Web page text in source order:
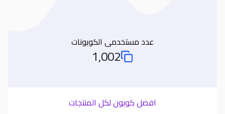
عدد مستخدمى الكوبونات
Total Used Coupons
1,002
افضل كوبون لكل المنتجات